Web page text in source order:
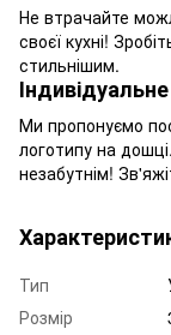
Не втрачайте
своєї кухні!
стильнішим.
Ми пропонуємо
логотипу на
незабутнім!
Тип
Розмір